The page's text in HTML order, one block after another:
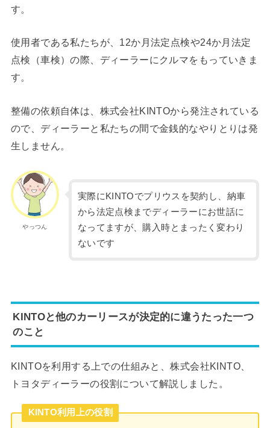
す。
使用者である私たちが、12か月法定点検や24か月法定
点検（車検）の際、ディーラーにクルマをもっていきま
す。
整備の依頼自体は、株式会社KINTOから発注されている
ので、ディーラーと私たちの間で金銭的なやりとりは発
生しません。
やっつん
実際にKINTOでプリウスを契約し、納車
から法定点検までディーラーにお世話に
なってますが、購入時とまったく変わり
ないです
KINTOと他のカーリースが決定的に違うたった一つ
のこと
KINTOを利用する上での仕組みと、株式会社KINTO、
トヨタディーラーの役割について解説しました。
KINTO利用上の役割